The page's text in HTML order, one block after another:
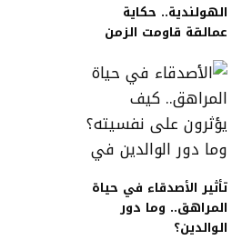
الهولندية.. حكاية
عمالقة قاومت الزمن
تأثير الأصدقاء في حياة
المراهق.. وما دور
الوالدين؟